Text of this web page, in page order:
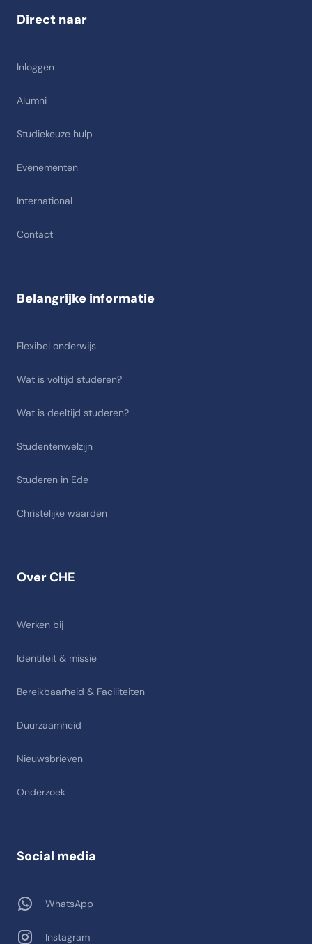
Direct naar
Inloggen
Alumni
Studiekeuze hulp
Evenementen
International
Contact
Over CHE
Werken bij
Identiteit & missie
Bereikbaarheid & Faciliteiten
Duurzaamheid
Nieuwsbrieven
Onderzoek
Belangrijke informatie
Flexibel onderwijs
Wat is voltijd studeren?
Wat is deeltijd studeren?
Studentenwelzijn
Studeren in Ede
Christelijke waarden
Social media
WhatsApp
Instagram